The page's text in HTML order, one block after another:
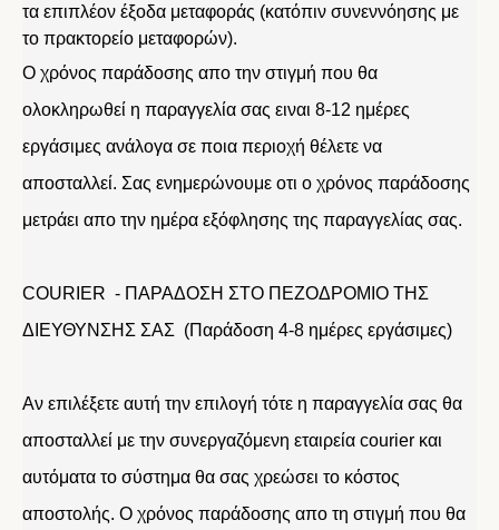
τα επιπλέον έξοδα μεταφοράς (κατόπιν συνεννόησης με
το πρακτορείο μεταφορών).
Ο χρόνος παράδοσης απο την στιγμή που θα
ολοκληρωθεί η παραγγελία σας ειναι 8-12 ημέρες
εργάσιμες ανάλογα σε ποια περιοχή θέλετε να
αποσταλλεί. Σας ενημερώνουμε οτι ο χρόνος παράδοσης
μετράει απο την ημέρα εξόφλησης της παραγγελίας σας.
COURIER - ΠΑΡΑΔΟΣΗ ΣΤΟ ΠΕΖΟΔΡΟΜΙΟ ΤΗΣ
ΔΙΕΥΘΥΝΣΗΣ ΣΑΣ (Παράδοση 4-8 ημέρες εργάσιμες)
Αν επιλέξετε αυτή την επιλογή τότε η παραγγελία σας θα
αποσταλλεί με την συνεργαζόμενη εταιρεία courier και
αυτόματα το σύστημα θα σας χρεώσει το κόστος
αποστολής. Ο χρόνος παράδοσης απο τη στιγμή που θα